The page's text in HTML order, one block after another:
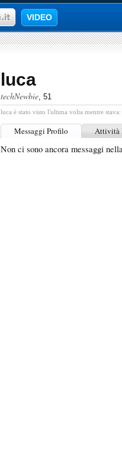
VIDEO
luca
techNewbie, 51
luca è stato visto l'ultima volta mentre stava:
Messaggi Profilo Attività
Non ci sono ancora messaggi